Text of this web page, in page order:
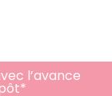
l’avance